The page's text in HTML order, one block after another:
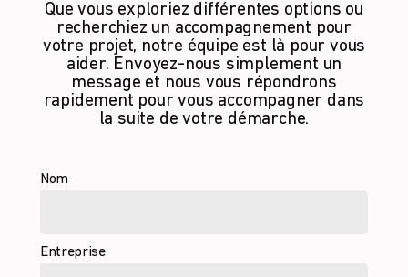
Que vous exploriez différentes options ou
recherchiez un accompagnement pour
votre projet, notre équipe est là pour vous
aider. Envoyez-nous simplement un
message et nous vous répondrons
rapidement pour vous accompagner dans
la suite de votre démarche.
Nom
Entreprise